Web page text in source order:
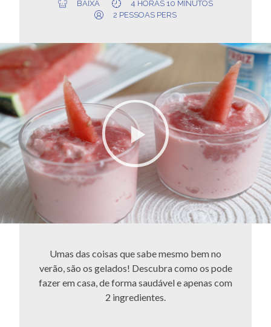
BAIXA
4 HORAS 10 MINUTOS
2 PESSOAS PERS
Umas das coisas que sabe mesmo bem no
verão, são os gelados! Descubra como os pode
fazer em casa, de forma saudável e apenas com
2 ingredientes.